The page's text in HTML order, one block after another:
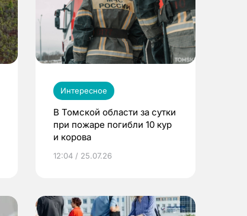
Интересное
В Томской области за сутки
при пожаре погибли 10 кур
и корова
12:04 / 25.07.26